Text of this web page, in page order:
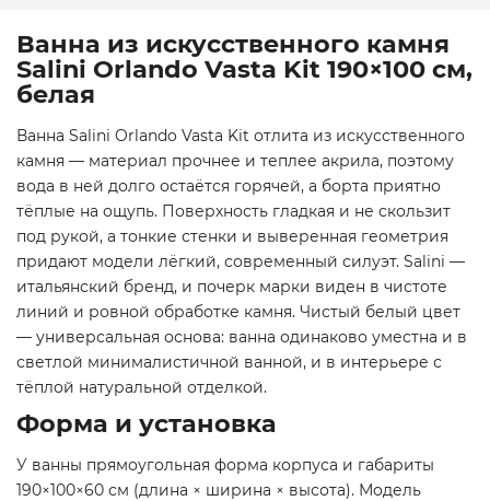
Ванна из искусственного камня
Salini Orlando Vasta Kit 190×100 см,
белая
Ванна Salini Orlando Vasta Kit отлита из искусственного
камня — материал прочнее и теплее акрила, поэтому
вода в ней долго остаётся горячей, а борта приятно
тёплые на ощупь. Поверхность гладкая и не скользит
под рукой, а тонкие стенки и выверенная геометрия
придают модели лёгкий, современный силуэт. Salini —
итальянский бренд, и почерк марки виден в чистоте
линий и ровной обработке камня. Чистый белый цвет
— универсальная основа: ванна одинаково уместна и в
светлой минималистичной ванной, и в интерьере с
тёплой натуральной отделкой.
Форма и установка
У ванны прямоугольная форма корпуса и габариты
190×100×60 см (длина × ширина × высота). Модель